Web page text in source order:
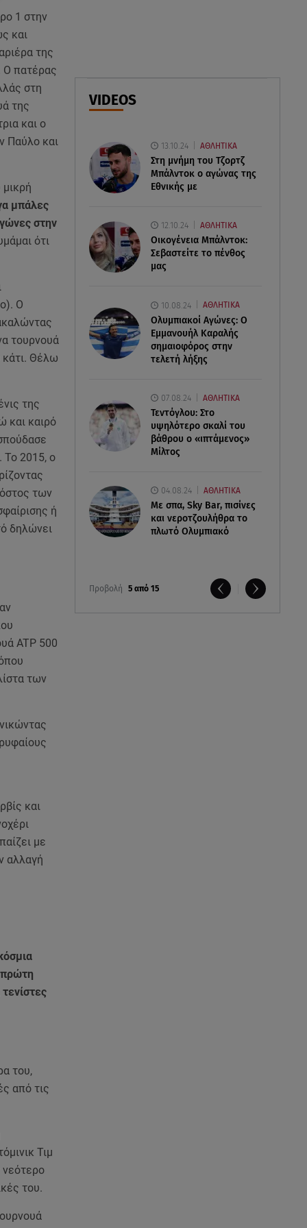
Πόσο καιρό παίρνει σε ένα
δάσος να πρασινίσει ξανά μετά
05.08.26 , 20:15
Πόρτο Γερμενό: Η στιγμή που η
φωτιά φτάνει στον οικισμό και
VIDEOS
13.10.24 ΑΘΛΗΤΙΚΑ
Στη μνήμη του Τζορτζ
Μπάλντοκ ο αγώνας της
Εθνικής με
12.10.24 ΑΘΛΗΤΙΚΑ
Οικογένεια Μπάλντοκ:
Σεβαστείτε το πένθος
μας
10.08.24 ΑΘΛΗΤΙΚΑ
Ολυμπιακοί Αγώνες: Ο
Εμμανουήλ Καραλής
σημαιοφόρος στην
τελετή λήξης
07.08.24 ΑΘΛΗΤΙΚΑ
Τεντόγλου: Στο
υψηλότερο σκαλί του
βάθρου ο «ιπτάμενος»
Μίλτος
04.08.24 ΑΘΛΗΤΙΚΑ
Με σπα, Sky Bar, πισίνες
και νεροτζουλήθρα το
πλωτό Ολυμπιακό
Προβολή 5 από 15
1 στην
και
της
Ο πατέρας
στη
της
και ο
Παύλο και
μικρή
μπάλες
στην
ότι
Ο
τουρνουά
κάτι. Θέλω
της
και καιρό
Το 2015, ο
των
ή
δηλώνει
ATP 500
των
και
με
αλλαγή
πρώτη
του,
από τις
Τιμ
του.